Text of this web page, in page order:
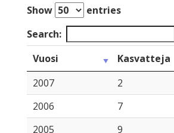
Show
entries
Search:
Vuosi
Kasvatteja
2007
2
2006
7
2005
9